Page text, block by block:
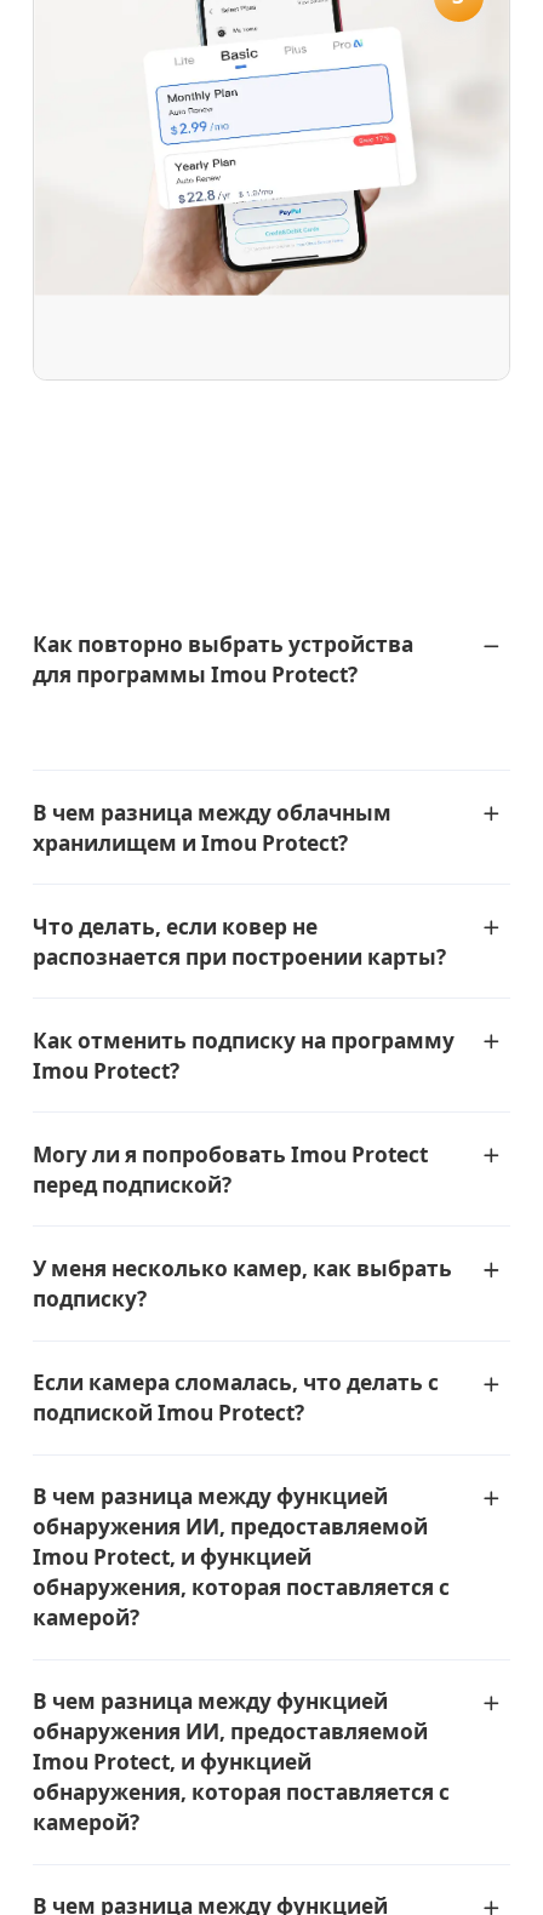
Как повторно выбрать устройства
для программы Imou Protect?
В чем разница между облачным
хранилищем и Imou Protect?
Что делать, если ковер не
распознается при построении карты?
Как отменить подписку на программу
Imou Protect?
Могу ли я попробовать Imou Protect
перед подпиской?
У меня несколько камер, как выбрать
подписку?
Если камера сломалась, что делать с
подпиской Imou Protect?
В чем разница между функцией
обнаружения ИИ, предоставляемой
Imou Protect, и функцией
обнаружения, которая поставляется с
камерой?
В чем разница между функцией
обнаружения ИИ, предоставляемой
Imou Protect, и функцией
обнаружения, которая поставляется с
камерой?
В чем разница между функцией